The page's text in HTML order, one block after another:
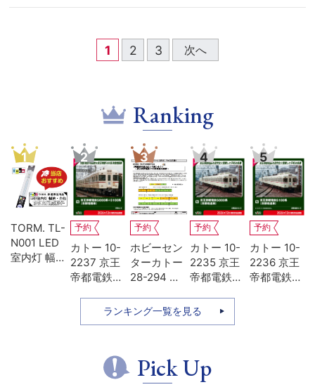
1 2 3 次へ
Ranking
5
予約
カトー 10-
2236 京王
6
予約
モデルアイ
コン 951C
MI 20ft
7
予約
カトー
2024-1
C57 1
8
ホビーセン
ターカトー
Z04-8103
クモハ165
トレンズ
9
カトー 10-
2039 165系
345M 大垣
夜行 8両基
ランキング一覧を見る
Pick Up